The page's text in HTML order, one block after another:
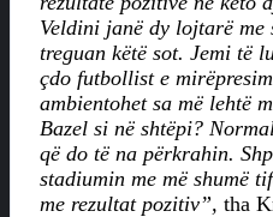
Veldini janë dy lojtarë me
treguan këtë sot. Jemi të
çdo futbollist e
ambientohet sa më lehtë
Bazel si në shtëpi?
që do të na përkrahin.
stadiumin me më shumë
me rezultat pozitiv”, tha